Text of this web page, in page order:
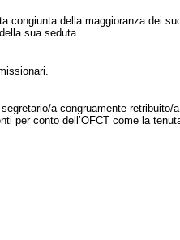
congiunta della maggioranza dei
sua seduta.
a congruamente retribuito/
per conto dell’OFCT come la